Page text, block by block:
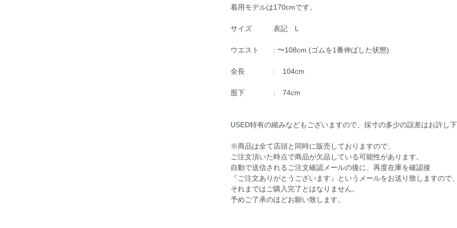
着用モデルは170cmです。
サイズ 表記 L
ウエスト : 〜108cm (ゴムを1番伸ばした状態)
全長 : 104cm
股下 : 74cm
USED特有の縮みなどもございますので、採寸の多少の誤差はお許し下
※商品は全て店頭と同時に販売しておりますので、
ご注文頂いた時点で商品が欠品している可能性があります。
自動で送信されるご注文確認メールの後に、再度在庫を確認後
『ご注文ありがとうございます』というメールをお送り致しますので、
それまではご購入完了とはなりません。
予めご了承のほどお願い致します。